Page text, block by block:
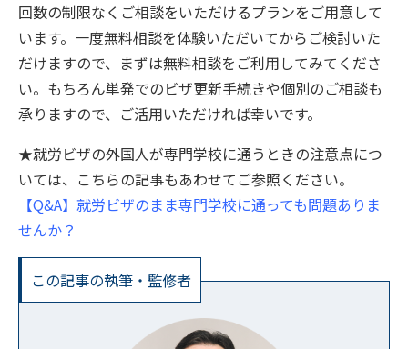
回数の制限なくご相談をいただけるプランをご用意して
います。一度無料相談を体験いただいてからご検討いた
だけますので、まずは無料相談をご利用してみてくださ
い。もちろん単発でのビザ更新手続きや個別のご相談も
承りますので、ご活用いただければ幸いです。
★就労ビザの外国人が専門学校に通うときの注意点につ
いては、こちらの記事もあわせてご参照ください。
【Q&A】就労ビザのまま専門学校に通っても問題ありま
せんか？
この記事の執筆・監修者